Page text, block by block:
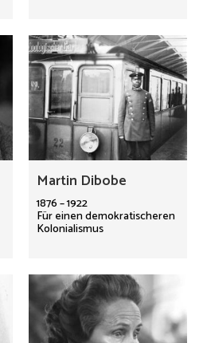
Martin Dibobe
1876 – 1922
Für einen demokratischeren
Kolonialismus